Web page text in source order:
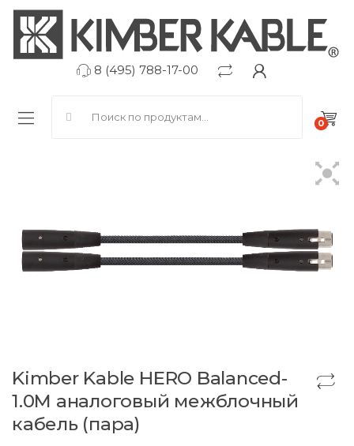
8 (495) 788-17-00
0
Kimber Kable HERO Balanced-
1.0M аналоговый межблочный
кабель (пара)